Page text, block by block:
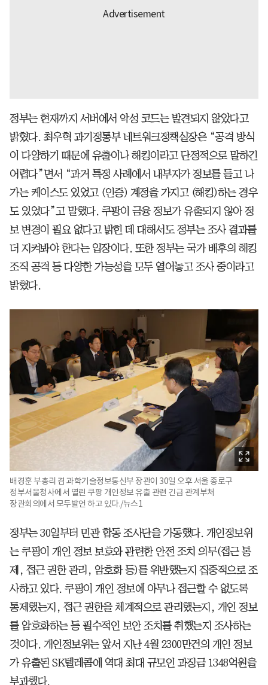
정부는 현재까지 서버에서 악성 코드는 발견되지 않았다고
밝혔다. 최우혁 과기정통부 네트워크정책실장은 “공격 방식
이 다양하기 때문에 유출이나 해킹이라고 단정적으로 말하긴
어렵다”면서 “과거 특정 사례에서 내부자가 정보를 들고 나
가는 케이스도 있었고 (인증) 계정을 가지고 (해킹)하는 경우
도 있었다”고 말했다. 쿠팡이 금융 정보가 유출되지 않아 정
보 변경이 필요 없다고 밝힌 데 대해서도 정부는 조사 결과를
더 지켜봐야 한다는 입장이다. 또한 정부는 국가 배후의 해킹
조직 공격 등 다양한 가능성을 모두 열어놓고 조사 중이라고
밝혔다.
배경훈 부총리 겸 과학기술정보통신부 장관이 30일 오후 서울 종로구
정부서울청사에서 열린 쿠팡 개인정보 유출 관련 긴급 관계부처
장관회의에서 모두발언 하고 있다./뉴스1
정부는 30일부터 민관 합동 조사단을 가동했다. 개인정보위
는 쿠팡이 개인 정보 보호와 관련한 안전 조치 의무(접근 통
제, 접근 권한 관리, 암호화 등)를 위반했는지 집중적으로 조
사하고 있다. 쿠팡이 개인 정보에 아무나 접근할 수 없도록
통제했는지, 접근 권한을 체계적으로 관리했는지, 개인 정보
를 암호화하는 등 필수적인 보안 조치를 취했는지 조사하는
것이다. 개인정보위는 앞서 지난 4월 2300만건의 개인 정보
가 유출된 SK텔레콤에 역대 최대 규모인 과징금 1348억원을
부과했다.